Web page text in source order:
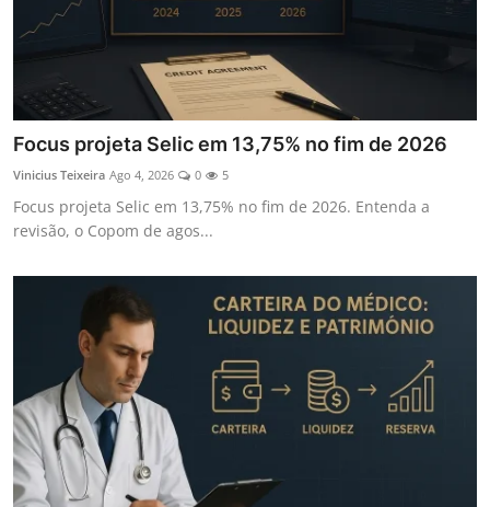
Focus projeta Selic em 13,75% no fim de 2026
Vinicius Teixeira Ago 4, 2026 0 5
Focus projeta Selic em 13,75% no fim de 2026. Entenda a
revisão, o Copom de agos...